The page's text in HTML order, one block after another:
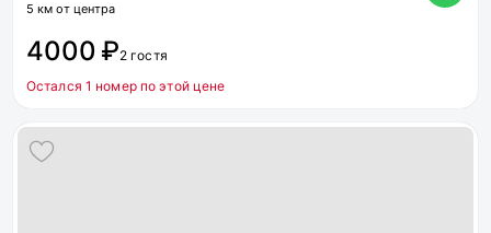
5 км от центра
4000 ₽2 гостя
Остался 1 номер по этой цене